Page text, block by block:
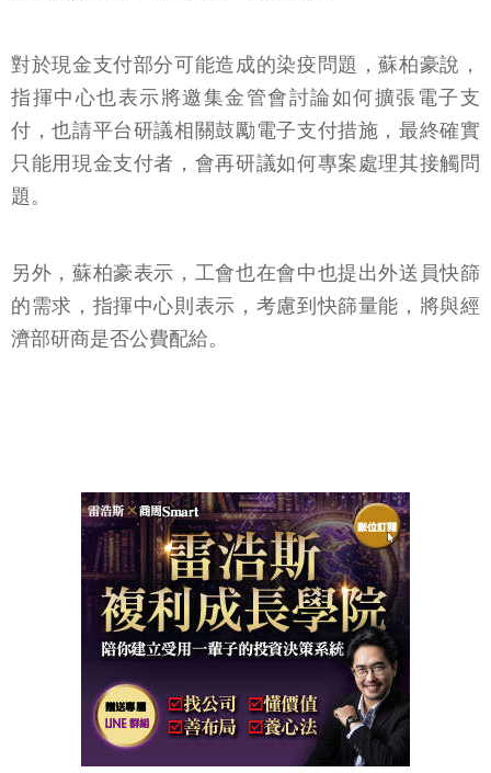
對於現金支付部分可能造成的染疫問題，蘇柏豪說，
指揮中心也表示將邀集金管會討論如何擴張電子支
付，也請平台研議相關鼓勵電子支付措施，最終確實
只能用現金支付者，會再研議如何專案處理其接觸問
題。
另外，蘇柏豪表示，工會也在會中也提出外送員快篩
的需求，指揮中心則表示，考慮到快篩量能，將與經
濟部研商是否公費配給。